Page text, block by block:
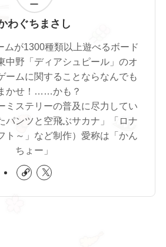
わぐちまさし
ムが1300種類以上遊べるボード
中野「ディアシュピール」のオ
ームに関することならなんでも
かせ！……かも？
ミステリーの普及に尽力してい
パンツと空飛ぶサカナ」「ロナ
ト～」など制作）愛称は「かん
ちょー」